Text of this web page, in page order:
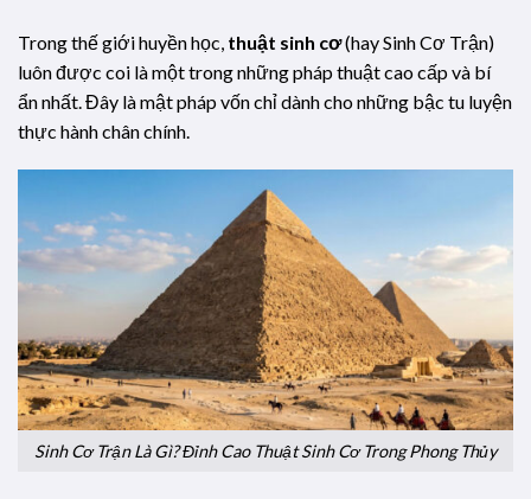
Trong thế giới huyền học, thuật sinh cơ(hay Sinh Cơ Trận)
luôn được coi là một trong những pháp thuật cao cấp và bí
ẩn nhất. Đây là mật pháp vốn chỉ dành cho những bậc tu luyện
thực hành chân chính.
Sinh Cơ Trận Là Gì? Đỉnh Cao Thuật Sinh Cơ Trong Phong Thủy